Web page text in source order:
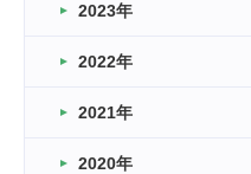
卒業・卒園の季節★
2026.03.11
緑ケ丘体育館
2022.11.03
2023年
2022年
2021年
2020年